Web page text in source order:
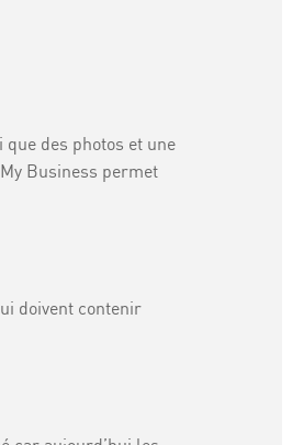
des photos et une
Business permet
doivent contenir